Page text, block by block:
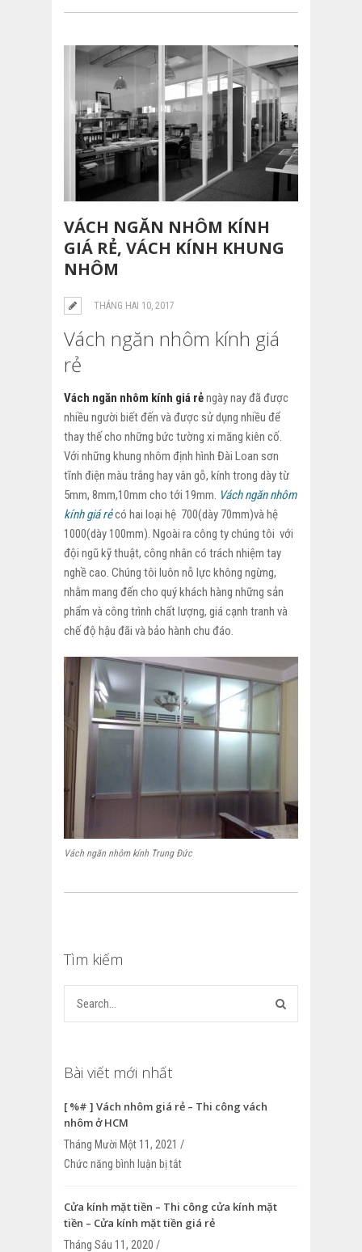
VÁCH NGĂN NHÔM KÍNH
GIÁ RẺ, VÁCH KÍNH KHUNG
NHÔM
THÁNG HAI 10, 2017
Vách ngăn nhôm kính giá
rẻ
Vách ngăn nhôm kính giá rẻngày nay đã được
nhiều người biết đến và được sử dụng nhiều để
thay thế cho những bức tường xi măng kiên cố.
Với những khung nhôm định hình Đài Loan sơn
tĩnh điện màu trắng hay vân gỗ, kính trong dày từ
5mm, 8mm,10mm cho tới 19mm. Vách ngăn nhôm
kính giá rẻcó hai loại hệ 700(dày 70mm)và hệ
1000(dày 100mm). Ngoài ra công ty chúng tôi với
đội ngũ kỹ thuật, công nhân có trách nhiệm tay
nghề cao. Chúng tôi luôn nỗ lực không ngừng,
nhằm mang đến cho quý khách hàng những sản
phẩm và công trình chất lượng, giá cạnh tranh và
chế độ hậu đãi và bảo hành chu đáo.
Vách ngăn nhôm kính Trung Đức
Tìm kiếm
Bài viết mới nhất
[ %# ] Vách nhôm giá rẻ – Thi công vách
nhôm ở HCM
Tháng Mười Một 11, 2021 /
Chức năng bình luận bị tắt
Cửa kính mặt tiền – Thi công cửa kính mặt
tiền – Cửa kính mặt tiền giá rẻ
Tháng Sáu 11, 2020 /